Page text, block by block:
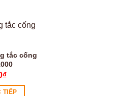
tắc cống
₫
TIẾP